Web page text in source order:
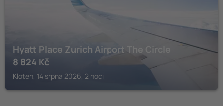
Hyatt Place Zurich Airport The Circle
8 824 Kč
Kloten, 14 srpna 2026, 2 noci